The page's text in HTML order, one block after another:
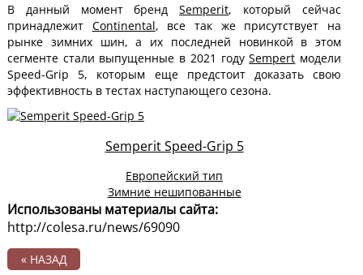
В данный момент брендSemperit, который сейчас
принадлежит Continental, все так же присутствует на
рынке зимних шин, а их последней новинкой в этом
сегменте стали выпущенные в 2021 годуSempert модели
Speed-Grip 5, которым еще предстоит доказать свою
эффективность в тестах наступающего сезона.
Semperit Speed-Grip 5
Европейский тип
Зимние нешипованные
Использованы материалы сайта:
http://colesa.ru/news/69090
« НАЗАД